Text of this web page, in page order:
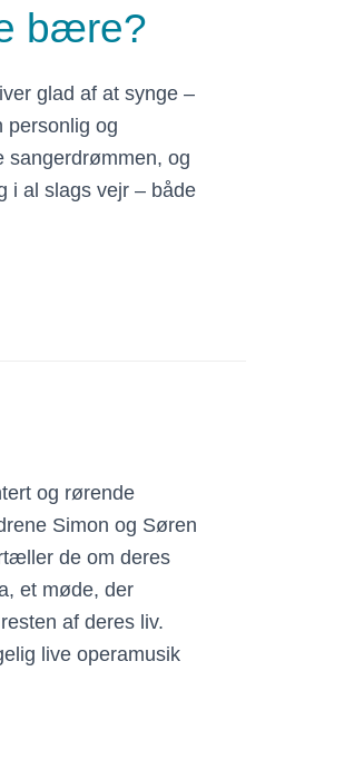
bære?
glad af at synge –
personlig og
sangerdrømmen, og
i al slags vejr – både
og rørende
Simon og Søren
de om deres
et møde, der
af deres liv.
live operamusik